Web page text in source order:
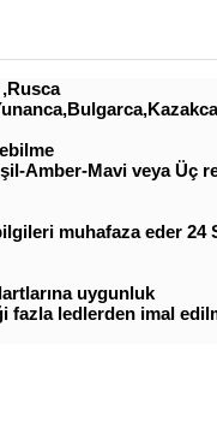
Amber-Mavi veya Üç
muhafaza eder 24
uygunluk
fazla ledlerden imal